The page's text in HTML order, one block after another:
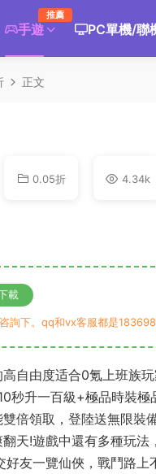
手遊
推薦
PC單機/聯
正文
0.05折 4.34k
載
詢下。qq和vx客服都是
自由度适合0氪上班族
秒升一百級+極品時裝
倍領取，登陸送無限裝
天!遊戲中還有多種玩
好友一覽仙俠，戰鬥路上